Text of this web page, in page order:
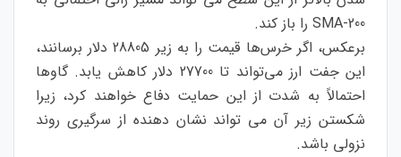
200-SMA را باز کند.
برعکس، اگر خرس‌ها قیمت را به زیر 28805 دلار برسانند،
این جفت ارز می‌تواند تا 27700 دلار کاهش یابد. گاوها
احتمالاً به شدت از این حمایت دفاع خواهند کرد، زیرا
شکستن زیر آن می تواند نشان دهنده از سرگیری روند
نزولی باشد.